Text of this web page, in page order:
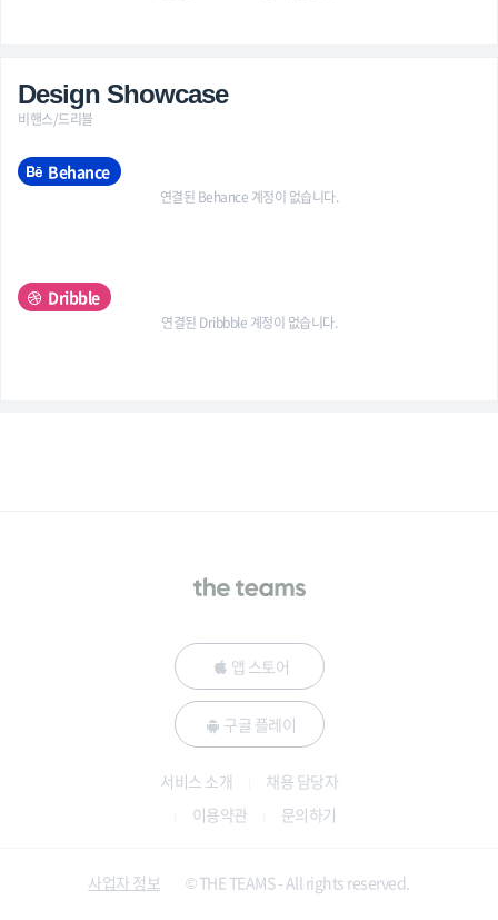
Design Showcase
비핸스/드리블
Behance
연결된 Behance 계정이 없습니다.
Dribble
연결된 Dribbble 계정이 없습니다.
앱 스토어
구글 플레이
서비스 소개
채용 담당자
이용약관
문의하기
사업자 정보 © THE TEAMS - All rights reserved.